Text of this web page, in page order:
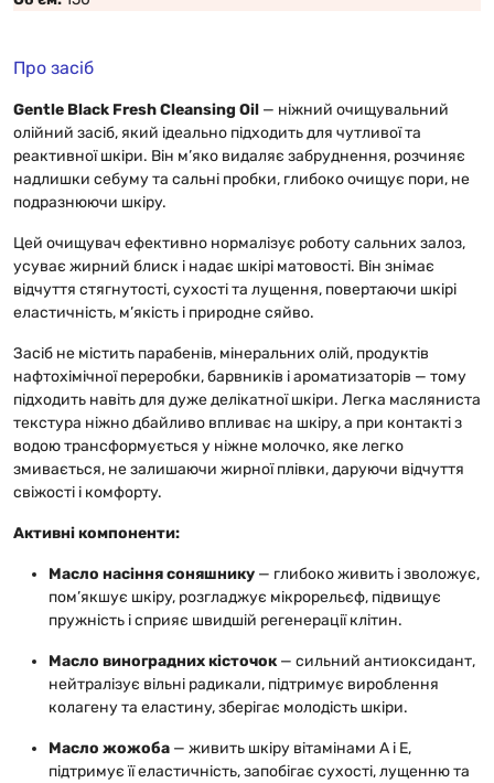
Про засіб
Gentle Black Fresh Cleansing Oil — ніжний очищувальний
олійний засіб, який ідеально підходить для чутливої та
реактивної шкіри. Він м’яко видаляє забруднення, розчиняє
надлишки себуму та сальні пробки, глибоко очищує пори, не
подразнюючи шкіру.
Цей очищувач ефективно нормалізує роботу сальних залоз,
усуває жирний блиск і надає шкірі матовості. Він знімає
відчуття стягнутості, сухості та лущення, повертаючи шкірі
еластичність, м’якість і природне сяйво.
Засіб не містить парабенів, мінеральних олій, продуктів
нафтохімічної переробки, барвників і ароматизаторів — тому
підходить навіть для дуже делікатної шкіри. Легка масляниста
текстура ніжно дбайливо впливає на шкіру, а при контакті з
водою трансформується у ніжне молочко, яке легко
змивається, не залишаючи жирної плівки, даруючи відчуття
свіжості і комфорту.
Активні компоненти:
Масло насіння соняшнику — глибоко живить і зволожує,
пом’якшує шкіру, розгладжує мікрорельєф, підвищує
пружність і сприяє швидшій регенерації клітин.
Масло виноградних кісточок — сильний антиоксидант,
нейтралізує вільні радикали, підтримує вироблення
колагену та еластину, зберігає молодість шкіри.
Масло жожоба — живить шкіру вітамінами А і Е,
підтримує її еластичність, запобігає сухості, лущенню та